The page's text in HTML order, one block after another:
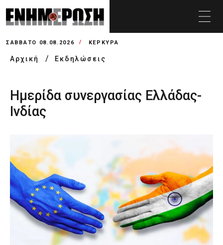
ΣΆΒΒΑΤΟ 08.08.2026 ΚΕΡΚΥΡΑ
Αρχική Εκδηλώσεις
Ημερίδα συνεργασίας Ελλάδας-
Ινδίας